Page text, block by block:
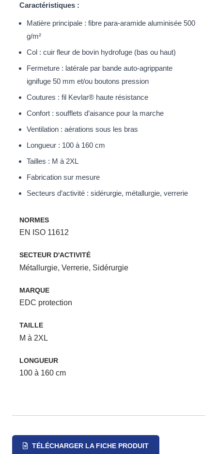
Caractéristiques :
Matière principale : fibre para-aramide aluminisée 500
g/m²
Col : cuir fleur de bovin hydrofuge (bas ou haut)
Fermeture : latérale par bande auto-agrippante
ignifuge 50 mm et/ou boutons pression
Coutures : fil Kevlar® haute résistance
Confort : soufflets d’aisance pour la marche
Ventilation : aérations sous les bras
Longueur : 100 à 160 cm
Tailles : M à 2XL
Fabrication sur mesure
Secteurs d’activité : sidérurgie, métallurgie, verrerie
NORMES
EN ISO 11612
SECTEUR D'ACTIVITÉ
Métallurgie, Verrerie, Sidérurgie
MARQUE
EDC protection
TAILLE
M à 2XL
LONGUEUR
100 à 160 cm
TÉLÉCHARGER LA FICHE PRODUIT